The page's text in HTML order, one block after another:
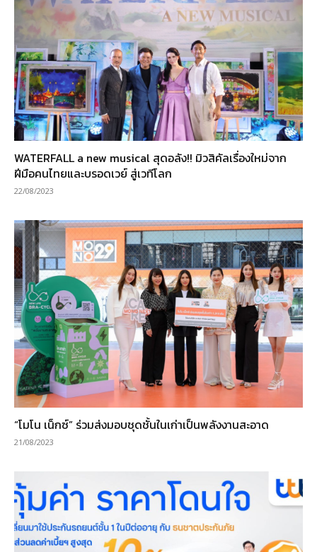
WATERFALL a new musical สุดอลัง!! มิวสิคัลเรื่องใหม่จาก
ฝีมือคนไทยและบรอดเวย์ สู่เวทีโลก
22/08/2023
“โมโน เน็กซ์” ร่วมส่งมอบชุดชั้นในเก่าเป็นพลังงานสะอาด
21/08/2023